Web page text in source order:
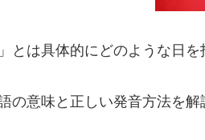
」とは具体的にどのような日
の意味と正しい発音方法を解